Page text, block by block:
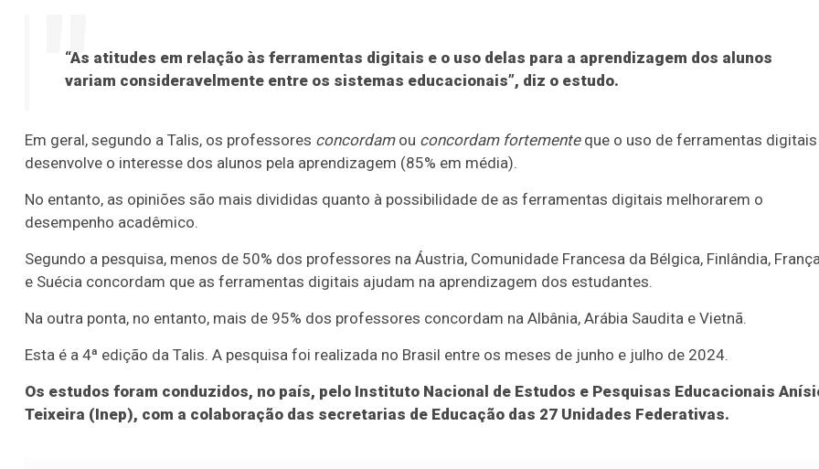
“As atitudes em relação às ferramentas digitais e o uso delas para a aprendizagem dos alunos
variam consideravelmente entre os sistemas educacionais”, diz o estudo.
Em geral, segundo a Talis, os professores concordamou concordam fortementeque o uso de ferramentas digitais
desenvolve o interesse dos alunos pela aprendizagem (85% em média).
No entanto, as opiniões são mais divididas quanto à possibilidade de as ferramentas digitais melhorarem o
desempenho acadêmico.
Segundo a pesquisa, menos de 50% dos professores na Áustria, Comunidade Francesa da Bélgica, Finlândia,
e Suécia concordam que as ferramentas digitais ajudam na aprendizagem dos estudantes.
Na outra ponta, no entanto, mais de 95% dos professores concordam na Albânia, Arábia Saudita e Vietnã.
Esta é a 4ª edição da Talis. A pesquisa foi realizada no Brasil entre os meses de junho e julho de 2024.
Os estudos foram conduzidos, no país, pelo Instituto Nacional de Estudos e Pesquisas Educacionais
Teixeira (Inep), com a colaboração das secretarias de Educação das 27 Unidades Federativas.